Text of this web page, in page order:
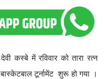
कस्बे में रविवार को तारा रत्न
टूर्नामेंट शुरू हो गया ।